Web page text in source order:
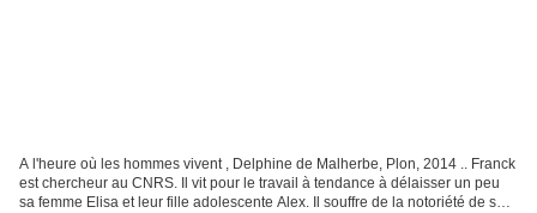
A l'heure où les hommes vivent , Delphine de Malherbe, Plon, 2014 .. Franck
est chercheur au CNRS. Il vit pour le travail à tendance à délaisser un peu
sa femme Elisa et leur fille adolescente Alex. Il souffre de la notoriété de son